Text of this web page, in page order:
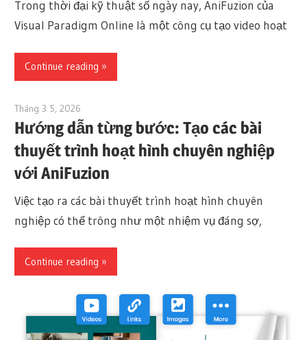
Trong thời đại kỹ thuật số ngày nay, AniFuzion của
Visual Paradigm Online là một công cụ tạo video hoạt
Continue reading
Tháng 3 5, 2026
Hướng dẫn từng bước: Tạo các bài
thuyết trình hoạt hình chuyên nghiệp
với AniFuzion
Việc tạo ra các bài thuyết trình hoạt hình chuyên
nghiệp có thể trông như một nhiệm vụ đáng sợ,
Continue reading